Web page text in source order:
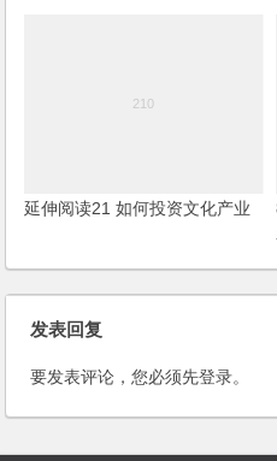
延伸阅读21 如何投资文化产业
发表回复
要发表评论，您必须先登录。